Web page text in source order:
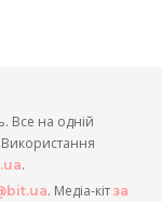
Все на одній
Використання
.
. Медіа-кіт за